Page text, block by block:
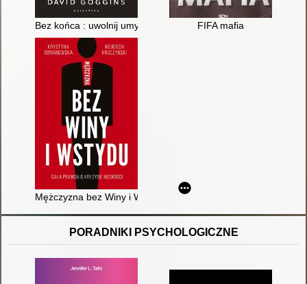
Bez końca : uwolnij umysł i wygraj wewnętrzną walkę
FIFA mafia
Mężczyzna bez Winy i Wstydu : cała prawda o kryzysie
PORADNIKI PSYCHOLOGICZNE